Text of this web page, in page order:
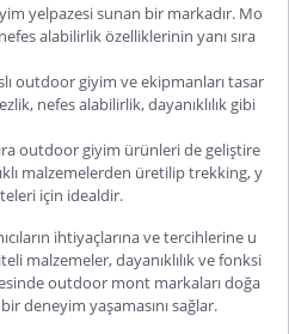
yelpazesi sunan bir markadır. Mo
alabilirlik özelliklerinin yanı sıra
outdoor giyim ve ekipmanları tasar
nefes alabilirlik, dayanıklılık gibi
outdoor giyim ürünleri de geliştire
malzemelerden üretilip trekking, y
için idealdir.
ihtiyaçlarına ve tercihlerine u
malzemeler, dayanıklılık ve fonksi
outdoor mont markaları doğa
deneyim yaşamasını sağlar.